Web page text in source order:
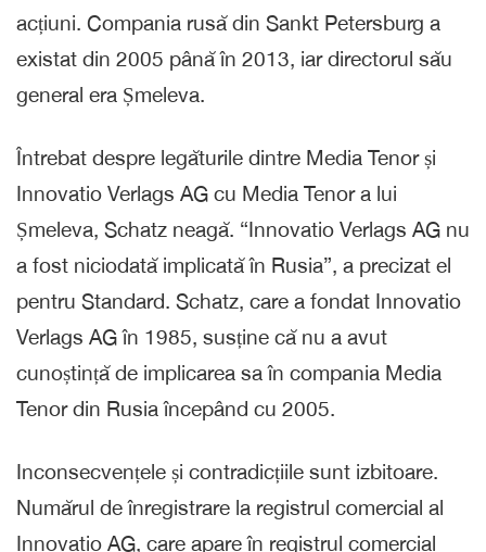
acțiuni. Compania rusă din Sankt Petersburg a
existat din 2005 până în 2013, iar directorul său
general era Șmeleva.
Întrebat despre legăturile dintre Media Tenor și
Innovatio Verlags AG cu Media Tenor a lui
Șmeleva, Schatz neagă. “Innovatio Verlags AG nu
a fost niciodată implicată în Rusia”, a precizat el
pentru Standard. Schatz, care a fondat Innovatio
Verlags AG în 1985, susține că nu a avut
cunoștință de implicarea sa în compania Media
Tenor din Rusia începând cu 2005.
Inconsecvențele și contradicțiile sunt izbitoare.
Numărul de înregistrare la registrul comercial al
Innovatio AG, care apare în registrul comercial